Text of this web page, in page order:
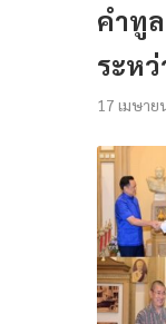
คำทู
ระห
17 เมษาย